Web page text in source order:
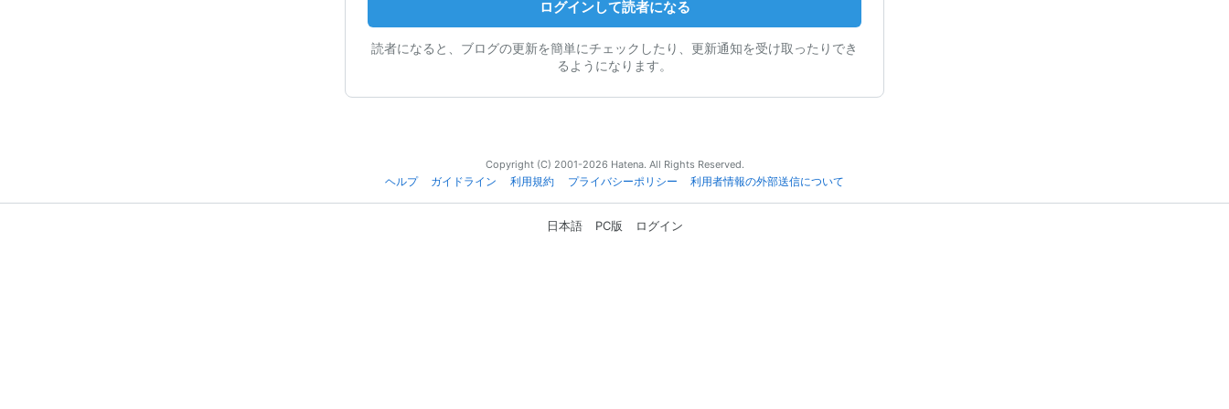
ログインして読者になる
読者になると、ブログの更新を簡単にチェックしたり、更新通知を受け取ったりでき
るようになります。
Copyright (C) 2001-2026 Hatena. All Rights Reserved.
ヘルプ
ガイドライン 利用規約 プライバシーポリシー 利用者情報の外部送信について
日本語 PC版 ログイン